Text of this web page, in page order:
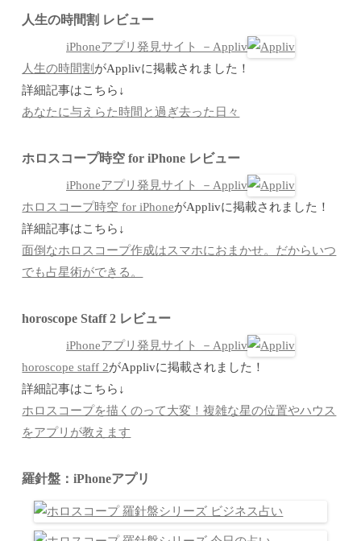
人生の時間割 レビュー
iPhoneアプリ発見サイト －Appliv
人生の時間割 がApplivに掲載されました！
詳細記事はこちら↓
あなたに与えらた時間と過ぎ去った日々
ホロスコープ時空 for iPhone レビュー
iPhoneアプリ発見サイト －Appliv
ホロスコープ時空 for iPhoneがApplivに掲載されました！
詳細記事はこちら↓
面倒なホロスコープ作成はスマホにおまかせ。だからいつ
でも占星術ができる。
horoscope Staff 2 レビュー
iPhoneアプリ発見サイト －Appliv
horoscope staff 2がApplivに掲載されました！
詳細記事はこちら↓
ホロスコープを描くのって大変！複雑な星の位置やハウス
をアプリが教えます
羅針盤：iPhoneアプリ